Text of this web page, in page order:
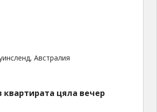
Австралия
квартирата цяла вечер